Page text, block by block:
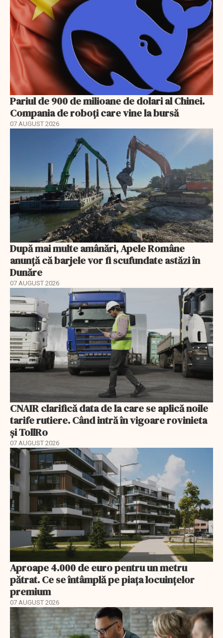
Pariul de 900 de milioane de dolari al Chinei.
Compania de roboți care vine la bursă
07 AUGUST 2026
După mai multe amânări, Apele Române
anunță că barjele vor fi scufundate astăzi în
Dunăre
07 AUGUST 2026
CNAIR clarifică data de la care se aplică noile
tarife rutiere. Când intră în vigoare rovinieta
și TollRo
07 AUGUST 2026
Aproape 4.000 de euro pentru un metru
pătrat. Ce se întâmplă pe piața locuințelor
premium
07 AUGUST 2026